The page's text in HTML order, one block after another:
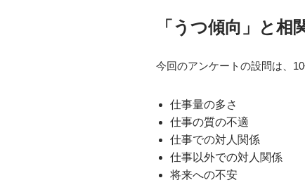
「うつ傾向」と
今回のアンケートの設問は、
仕事量の多さ
仕事の質の不適
仕事での対人関係
仕事以外での対人関係
将来への不安